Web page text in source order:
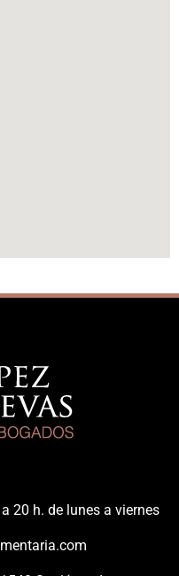
20 h. de lunes a viernes